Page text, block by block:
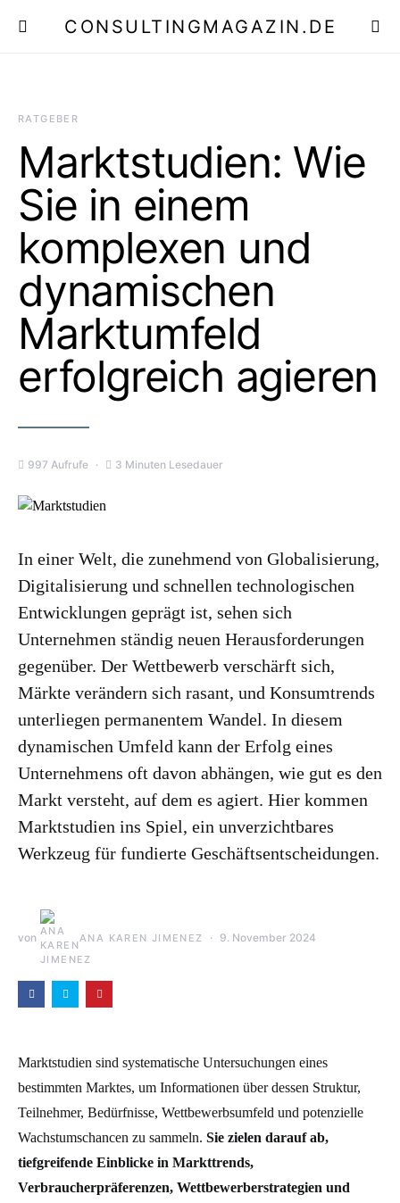
CONSULTINGMAGAZIN.DE
RATGEBER
Marktstudien: Wie
Sie in einem
komplexen und
dynamischen
Marktumfeld
erfolgreich agieren
997 Aufrufe 3 Minuten Lesedauer
In einer Welt, die zunehmend von Globalisierung,
Digitalisierung und schnellen technologischen
Entwicklungen geprägt ist, sehen sich
Unternehmen ständig neuen Herausforderungen
gegenüber. Der Wettbewerb verschärft sich,
Märkte verändern sich rasant, und Konsumtrends
unterliegen permanentem Wandel. In diesem
dynamischen Umfeld kann der Erfolg eines
Unternehmens oft davon abhängen, wie gut es den
Markt versteht, auf dem es agiert. Hier kommen
Marktstudien ins Spiel, ein unverzichtbares
Werkzeug für fundierte Geschäftsentscheidungen.
von ANA KAREN JIMENEZ 9. November 2024
Marktstudien sind systematische Untersuchungen eines
bestimmten Marktes, um Informationen über dessen Struktur,
Teilnehmer, Bedürfnisse, Wettbewerbsumfeld und potenzielle
Wachstumschancen zu sammeln. Sie zielen darauf ab,
tiefgreifende Einblicke in Markttrends,
Verbraucherpräferenzen, Wettbewerberstrategien und